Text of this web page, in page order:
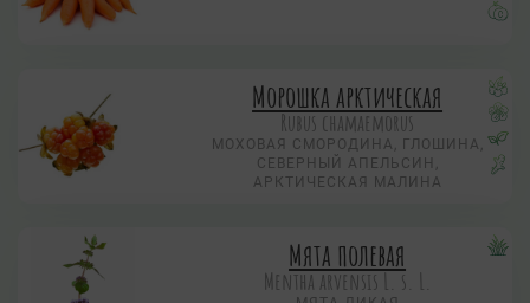
Морошка арктическая
Rubus chamaemorus
МОХОВАЯ СМОРОДИНА, ГЛОШИНА,
СЕВЕРНЫЙ АПЕЛЬСИН,
АРКТИЧЕСКАЯ МАЛИНА
Мята полевая
Mentha arvensis L. s. L.